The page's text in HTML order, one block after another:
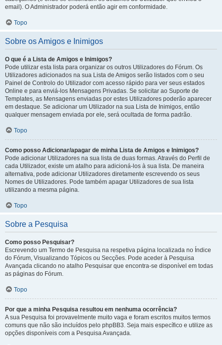
email). O Administrador poderá então agir em conformidade.
Topo
Sobre os Amigos e Inimigos
O que é a Lista de Amigos e Inimigos?
Pode utilizar esta lista para organizar os outros Utilizadores do Fórum. Os
Utilizadores adicionados na sua Lista de Amigos serão listados com o seu
Painel de Controlo do Utilizador com acesso rápido para ver seus estados
Online e para enviá-los Mensagens Privadas. Se solicitar ao Suporte de
Templates, as Mensagens enviadas por estes Utilizadores poderão aparecer
em destaque. Se adicionar um Utilizador na sua Lista de Inimigos, então
qualquer mensagem enviada por ele, será ocultada de forma padrão.
Topo
Como posso Adicionar/apagar de minha Lista de Amigos e Inimigos?
Pode adicionar Utilizadores na sua lista de duas formas. Através do Perfil de
cada Utilizador, existe um atalho para adicioná-los à sua lista. De maneira
alternativa, pode adicionar Utilizadores diretamente escrevendo os seus
Nomes de Utilizadores. Pode também apagar Utilizadores de sua lista
utilizando a mesma página.
Topo
Sobre a Pesquisa
Como posso Pesquisar?
Escrevendo um Termo de Pesquisa na respetiva página localizada no Índice
do Fórum, Visualizando Tópicos ou Secções. Pode aceder à Pesquisa
Avançada clicando no atalho Pesquisar que encontra-se disponível em todas
as páginas do Fórum.
Topo
Por que a minha Pesquisa resultou em nenhuma ocorrência?
A sua Pesquisa foi provavelmente muito vaga e foram escritos muitos termos
comuns que não são incluídos pelo phpBB3. Seja mais específico e utilize as
opções disponíveis com a Pesquisa Avançada.